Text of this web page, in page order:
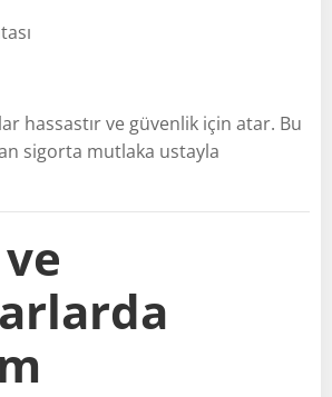
hassastır ve güvenlik için atar. Bu
sigorta mutlaka ustayla